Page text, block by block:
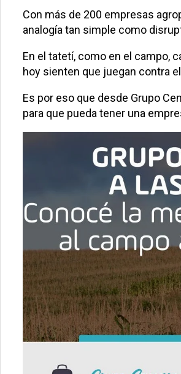
Con más de 200 empresas
analogía tan simple como
En el tatetí, como en el campo,
hoy sienten que juegan contra
Es por eso que desde Grupo
para que pueda tener una